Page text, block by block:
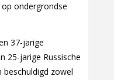
ondergrondse
37-jarige
25-jarige Russische
zowel